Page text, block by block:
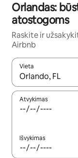
Orlandas:
atostogoms
Raskite ir
Airbnb
Vieta
Kai pasirodys
Atvykimas
Išvykimas